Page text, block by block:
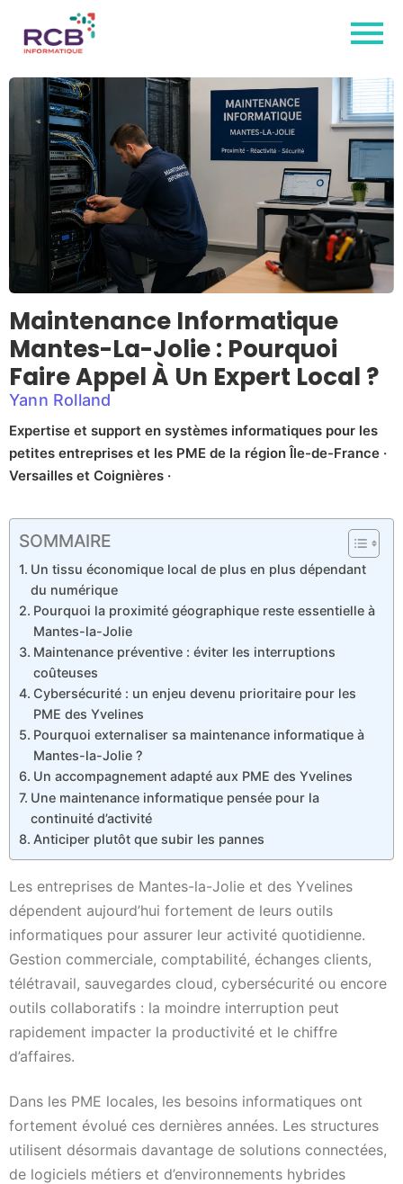
Maintenance Informatique
Mantes-La-Jolie : Pourquoi
Faire Appel À Un Expert Local ?
Yann Rolland
Expertise et support en systèmes informatiques pour les
petites entreprises et les PME de la région Île-de-France ·
Versailles et Coignières ·
SOMMAIRE
Un tissu économique local de plus en plus dépendant
du numérique
Pourquoi la proximité géographique reste essentielle à
Mantes-la-Jolie
Maintenance préventive : éviter les interruptions
coûteuses
Cybersécurité : un enjeu devenu prioritaire pour les
PME des Yvelines
Pourquoi externaliser sa maintenance informatique à
Mantes-la-Jolie ?
Un accompagnement adapté aux PME des Yvelines
Une maintenance informatique pensée pour la
continuité d’activité
Anticiper plutôt que subir les pannes
Les entreprises de Mantes-la-Jolie et des Yvelines
dépendent aujourd’hui fortement de leurs outils
informatiques pour assurer leur activité quotidienne.
Gestion commerciale, comptabilité, échanges clients,
télétravail, sauvegardes cloud, cybersécurité ou encore
outils collaboratifs : la moindre interruption peut
rapidement impacter la productivité et le chiffre
d’affaires.
Dans les PME locales, les besoins informatiques ont
fortement évolué ces dernières années. Les structures
utilisent désormais davantage de solutions connectées,
de logiciels métiers et d’environnements hybrides